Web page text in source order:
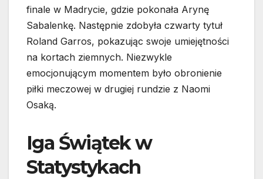
finale w Madrycie, gdzie pokonała Arynę
Sabalenkę. Następnie zdobyła czwarty tytuł
Roland Garros, pokazując swoje umiejętności
na kortach ziemnych. Niezwykle
emocjonującym momentem było obronienie
piłki meczowej w drugiej rundzie z Naomi
Osaką.
Iga Świątek w
Statystykach